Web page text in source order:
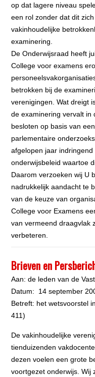
op dat lagere niveau
een rol zonder dat dit
vakinhoudelijke
examinering.
De Onderwijsraad heeft
College voor examens
betrokken bij de
verenigingen. Wat dreigt
de examinering vervalt in
besloten op basis van
parlementaire
afgelopen jaar
onderwijsbeleid waartoe
Daarom verzoeken wij U
nadrukkelijk aandacht te
van de keuze van
College voor Examens
van vermeend draagvlak
verbeteren.
Brieven en
Aan: de leden van de
Datum: 14 september
Betreft: het wetsvoorstel
411)
De vakinhoudelijke
tienduizenden
dezen voelen een grote
voortgezet onderwijs. Wij